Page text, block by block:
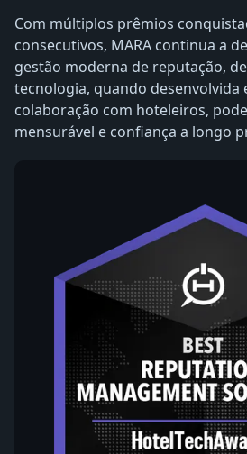
Com múltiplos prêmios
consecutivos, MARA continua a
gestão moderna de reputação,
tecnologia, quando desenvolvida
colaboração com hoteleiros,
mensurável e confiança a longo